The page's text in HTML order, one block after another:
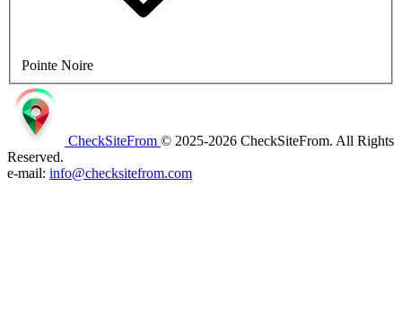
Pointe Noire
CheckSiteFrom © 2025-2026 CheckSiteFrom. All Rights
Reserved.
e-mail: info@checksitefrom.com